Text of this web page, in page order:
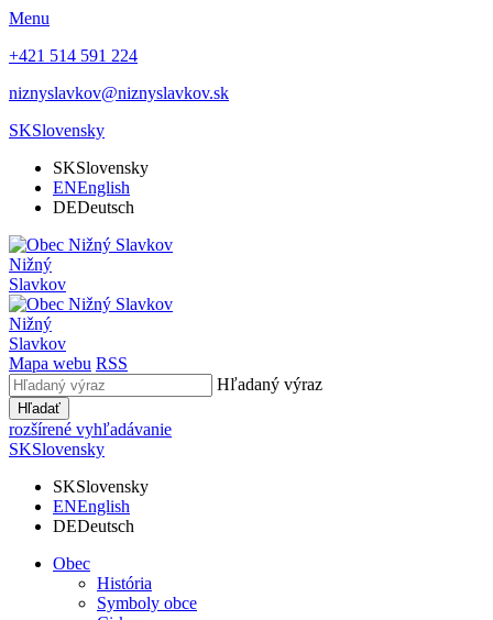
Menu
+421 514 591 224
niznyslavkov@niznyslavkov.sk
SKSlovensky
SKSlovensky
ENEnglish
DEDeutsch
Nižný
Slavkov
Nižný
Slavkov
Mapa webu RSS
Hľadaný výraz
Hľadať
rozšírené vyhľadávanie
SKSlovensky
SKSlovensky
ENEnglish
DEDeutsch
Obec
História
Symboly obce